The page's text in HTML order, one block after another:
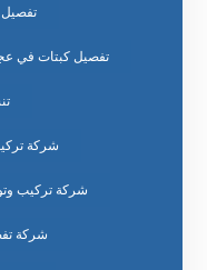
تفصيل كبتات في
شركة
شركة تركيب
شركة